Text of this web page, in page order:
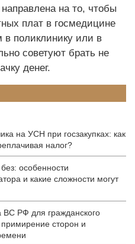
на то, чтобы
плат в госмедицине
в поликлинику или в
советуют брать не
денег.
на УСН при госзакупках: как
налог?
особенности
и какие сложности могут
РФ для гражданского
сторон и